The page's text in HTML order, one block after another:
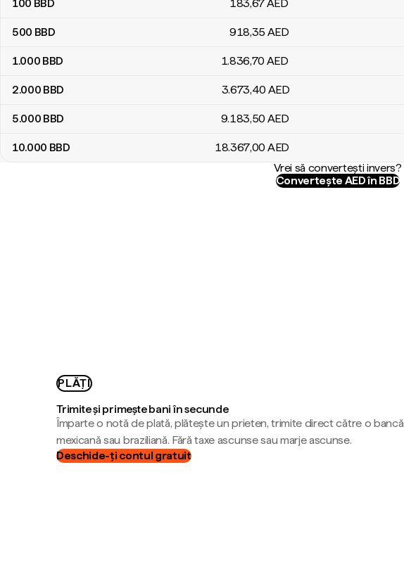
100 BBD 183,67AED
500 BBD 918,35 AED
1.000 BBD 1.836,70 AED
2.000 BBD 3.673,40 AED
5.000 BBD 9.183,50 AED
10.000 BBD 18.367,00 AED
Vrei să convertești invers?
Convertește AED în BBD
PLĂȚI
Trimite și primește bani în secunde
Împarte o notă de plată, plătește un prieten, trimite direct către o bancă
mexicană sau braziliană. Fără taxe ascunse sau marje ascunse.
Deschide-ți contul gratuit